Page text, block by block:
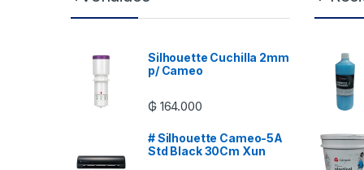
Silhouette Cuchilla 2mm
p/ Cameo
₲ 164.000
# Silhouette Cameo-5A
Std Black 30Cm Xun